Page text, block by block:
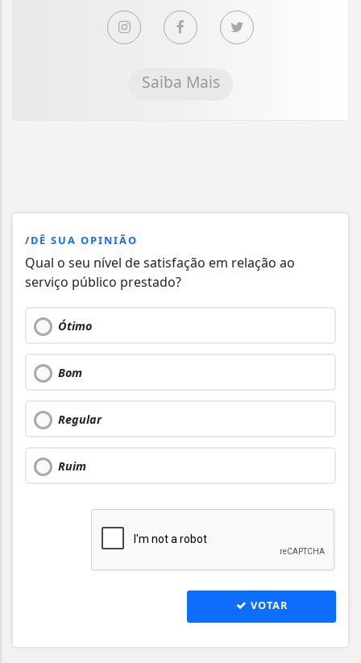
Saiba Mais
/DÊ SUA OPINIÃO
Qual o seu nível de satisfação em relação ao
serviço público prestado?
Ótimo
Bom
Regular
Ruim
VOTAR